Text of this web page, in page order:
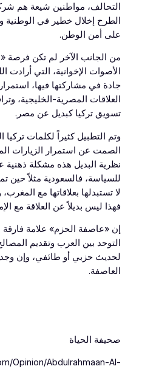
التحالف، مواطنين شيعة هم
الطرح إخلال خطير في الوطنية
على أمن الوطن.
من الجانب الآخر لم تكن فرصة
الأصوات الإخوانية، التي
جادة في مشاركتها فيها،
العلاقات المصرية-الخليجية،
تسويق تركيا كبديل عن مصر.
وتم التطبيل كثيراً لكلمات تركيا
الصمت عن استمرار الزيارات
نظرية البديل هذه مشكلة ذهنية
للسياسة، فالسعودية مثلاً حين
لا تستبدلها بعلاقاتها مع
فهذا ليس بديلاً عن العلاقة مع
إن «عاصفة الحزم» علامة فارقة
التوحد بين العرب وتقديم
لحديث حزبي أو طائفي، وإن
العاصفة.
صحيفة الحياة
Opinion/Abdulrahmaan-Al-